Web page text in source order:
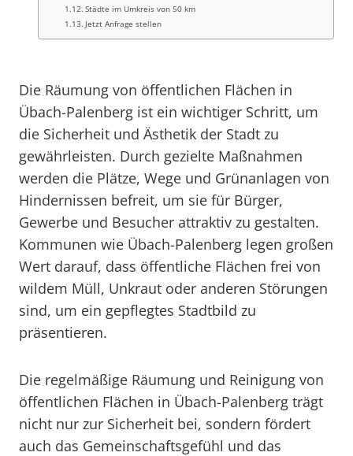
Städte im Umkreis von 50 km
Jetzt Anfrage stellen
Die Räumung von öffentlichen Flächen in
Übach-Palenberg ist ein wichtiger Schritt, um
die Sicherheit und Ästhetik der Stadt zu
gewährleisten. Durch gezielte Maßnahmen
werden die Plätze, Wege und Grünanlagen von
Hindernissen befreit, um sie für Bürger,
Gewerbe und Besucher attraktiv zu gestalten.
Kommunen wie Übach-Palenberg legen großen
Wert darauf, dass öffentliche Flächen frei von
wildem Müll, Unkraut oder anderen Störungen
sind, um ein gepflegtes Stadtbild zu
präsentieren.
Die regelmäßige Räumung und Reinigung von
öffentlichen Flächen in Übach-Palenberg trägt
nicht nur zur Sicherheit bei, sondern fördert
auch das Gemeinschaftsgefühl und das